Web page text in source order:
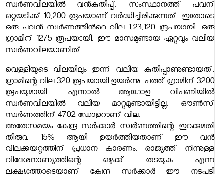
സ്വര്‍ണവിലയില്‍ വന്‍കുതിപ്പ്. സംസ്ഥാനത്ത് പവന്
ഒറ്റയടിക്ക് 10,200 രൂപയാണ് വര്‍ദ്ധിച്ചിരിക്കുന്നത്. ഇതോടെ
ഒരു പവന്‍ സ്വര്‍ണത്തിന്‍റെ വില 1,23,120 രൂപയായി. ഒരു
ഗ്രാമിന് 1275 രൂപയായി. ഈ മാസമുണ്ടായ ഏറ്റവും വലിയ
സ്വർണവിലയാണിത്.
വെള്ളിയുടെ വിലയിലും ഇന്ന് വലിയ കുതിപ്പാണുണ്ടായത്.
ഗ്രാമിന്റെ വില 320 രൂപയായി ഉയര്‍ന്നു. പത്ത് ഗ്രാമിന് 3200
രൂപയുമായി. എന്നാല്‍ ആഗോള വിപണിയില്‍
സ്വര്‍ണവിലയില്‍ വലിയ മാറ്റമുണ്ടായിട്ടില്ല. ഔണ്‍സ്
സ്വര്‍ണത്തിന് 4702 ഡോളറാണ് വില.
അതേസമയം കേന്ദ്ര സർക്കാർ സ്വർണത്തിന്റെ ഇറക്കുമതി
തീരുവ 15% ആയി ഉയർത്തിയതാണ് ഈ വൻ
വിലക്കയറ്റത്തിന് പ്രധാന കാരണം. രാജ്യത്ത് നിന്നുള്ള
വിദേശനാണ്യത്തിന്റെ ഒഴുക്ക് തടയുക എന്ന